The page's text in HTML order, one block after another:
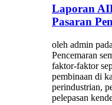
Laporan
Pasaran
oleh admin
Pencemaran
faktor-faktor
pembinaan di
perindustrian,
pelepasan